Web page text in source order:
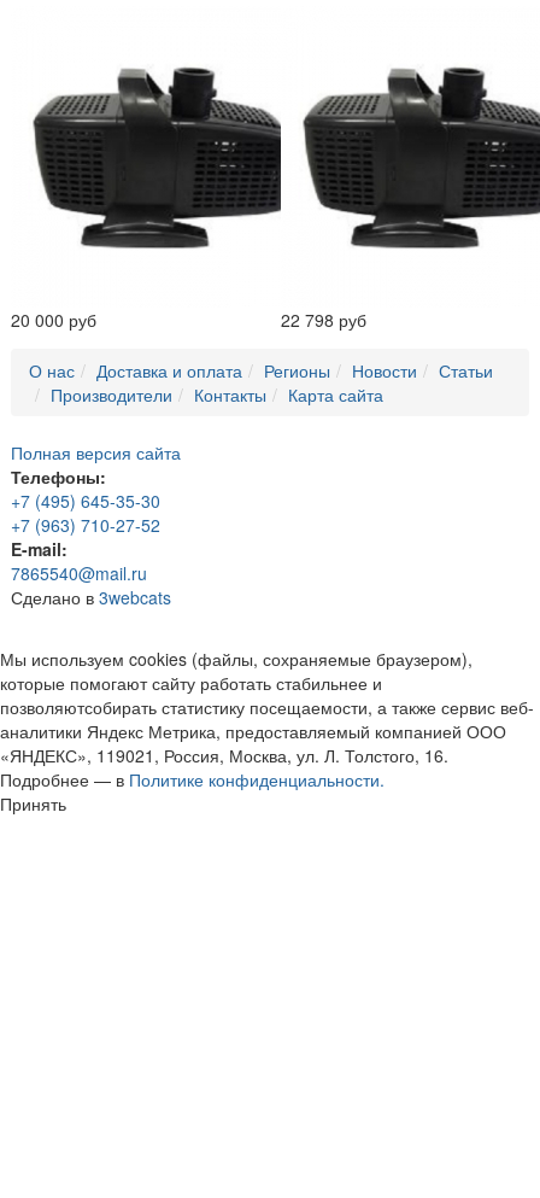
20 000 руб 22 798 руб
О нас Доставка и оплата Регионы Новости
Статьи
Производители
Контакты Карта сайта
Полная версия сайта
Телефоны:
+7 (495) 645-35-30
+7 (963) 710-27-52
E-mail:
7865540@mail.ru
Сделано в 3webcats
Мы используем cookies (файлы, сохраняемые браузером),
которые помогают сайту работать стабильнее и
позволяютсобирать статистику посещаемости, а также сервис веб-
аналитики Яндекс Метрика, предоставляемый компанией ООО
«ЯНДЕКС», 119021, Россия, Москва, ул. Л. Толстого, 16.
Подробнее — в Политике конфиденциальности.
Принять